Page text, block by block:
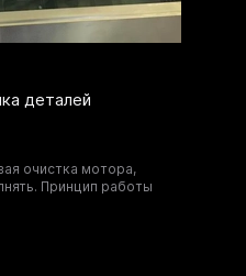
по
деталей
очистка мотора,
Принцип работы